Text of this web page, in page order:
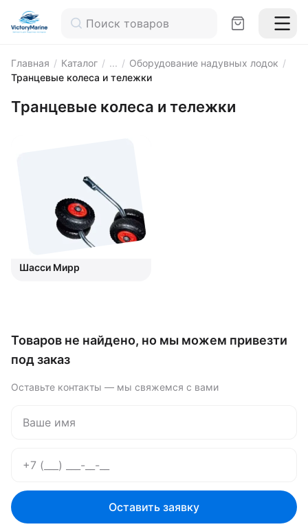
Главная / Каталог / ... / Оборудование надувных лодок /
Транцевые колеса и тележки
Транцевые колеса и тележки
Шасси Мирр
Товаров не найдено, но мы можем привезти
под заказ
Оставьте контакты — мы свяжемся с вами
Оставить заявку